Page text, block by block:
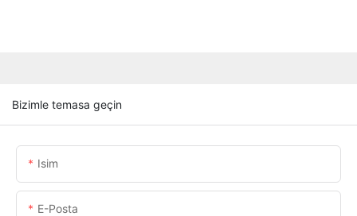
Bizimle temasa geçin
Isim
E-Posta